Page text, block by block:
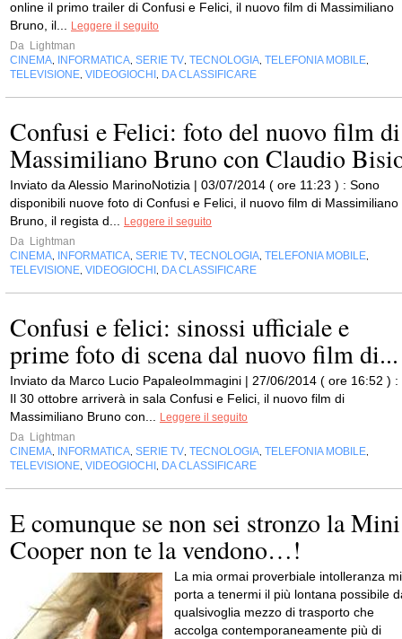
online il primo trailer di Confusi e Felici, il nuovo film di Massimiliano
Bruno, il...
Leggere il seguito
Da Lightman
CINEMA
INFORMATICA SERIE TV TECNOLOGIA TELEFONIA MOBILE
TELEVISIONE VIDEOGIOCHI DA CLASSIFICARE
Confusi e Felici: foto del nuovo film di
Massimiliano Bruno con Claudio
Inviato da Alessio MarinoNotizia | 03/07/2014 ( ore 11:23 ) : Sono
disponibili nuove foto di Confusi e Felici, il nuovo film di Massimiliano
Bruno, il regista d...
Leggere il seguito
Da Lightman
CINEMA
INFORMATICA SERIE TV TECNOLOGIA TELEFONIA MOBILE
TELEVISIONE VIDEOGIOCHI DA CLASSIFICARE
Confusi e felici: sinossi ufficiale e
prime foto di scena dal nuovo film di...
Inviato da Marco Lucio PapaleoImmagini | 27/06/2014 ( ore 16:52 ) :
Il 30 ottobre arriverà in sala Confusi e Felici, il nuovo film di
Massimiliano Bruno con...
Leggere il seguito
Da Lightman
CINEMA
INFORMATICA SERIE TV TECNOLOGIA TELEFONIA MOBILE
TELEVISIONE VIDEOGIOCHI DA CLASSIFICARE
E comunque se non sei stronzo la Mini
Cooper non te la vendono…!
La mia ormai proverbiale intolleranza mi
porta a tenermi il più lontana possibile
qualsivoglia mezzo di trasporto che
accolga contemporaneamente più di